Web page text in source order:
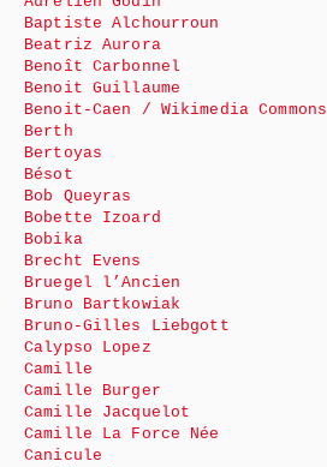
Baptiste Alchourroun
Beatriz Aurora
Benoît Carbonnel
Benoit Guillaume
Benoit-Caen / Wikimedia Commons
Berth
Bertoyas
Bésot
Bob Queyras
Bobette Izoard
Bobika
Brecht Evens
Bruegel l’Ancien
Bruno Bartkowiak
Bruno-Gilles Liebgott
Calypso Lopez
Camille
Camille Burger
Camille Jacquelot
Camille La Force Née
Canicule